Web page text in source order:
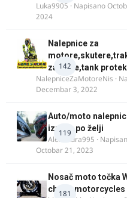
Luka9905 · Napisano
2024
142
Nalepnice za
za felne,tank
NalepniceZaMotoreNis ·
Decembar 3, 2022
119
Auto/moto
izrada po želji
Alexandra995 ·
Octobar 21, 2023
181
Nosač moto točka
chock motorcycles